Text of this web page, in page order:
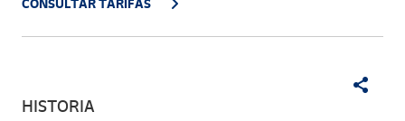
CONSULTAR TARIFAS
HISTORIA